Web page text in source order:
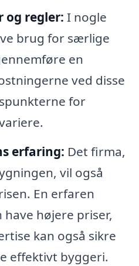
og regler: I nogle
brug for særlige
en
ved disse
for
erfaring: Det firma,
vil også
En erfaren
højere priser,
kan også sikre
effektivt byggeri.